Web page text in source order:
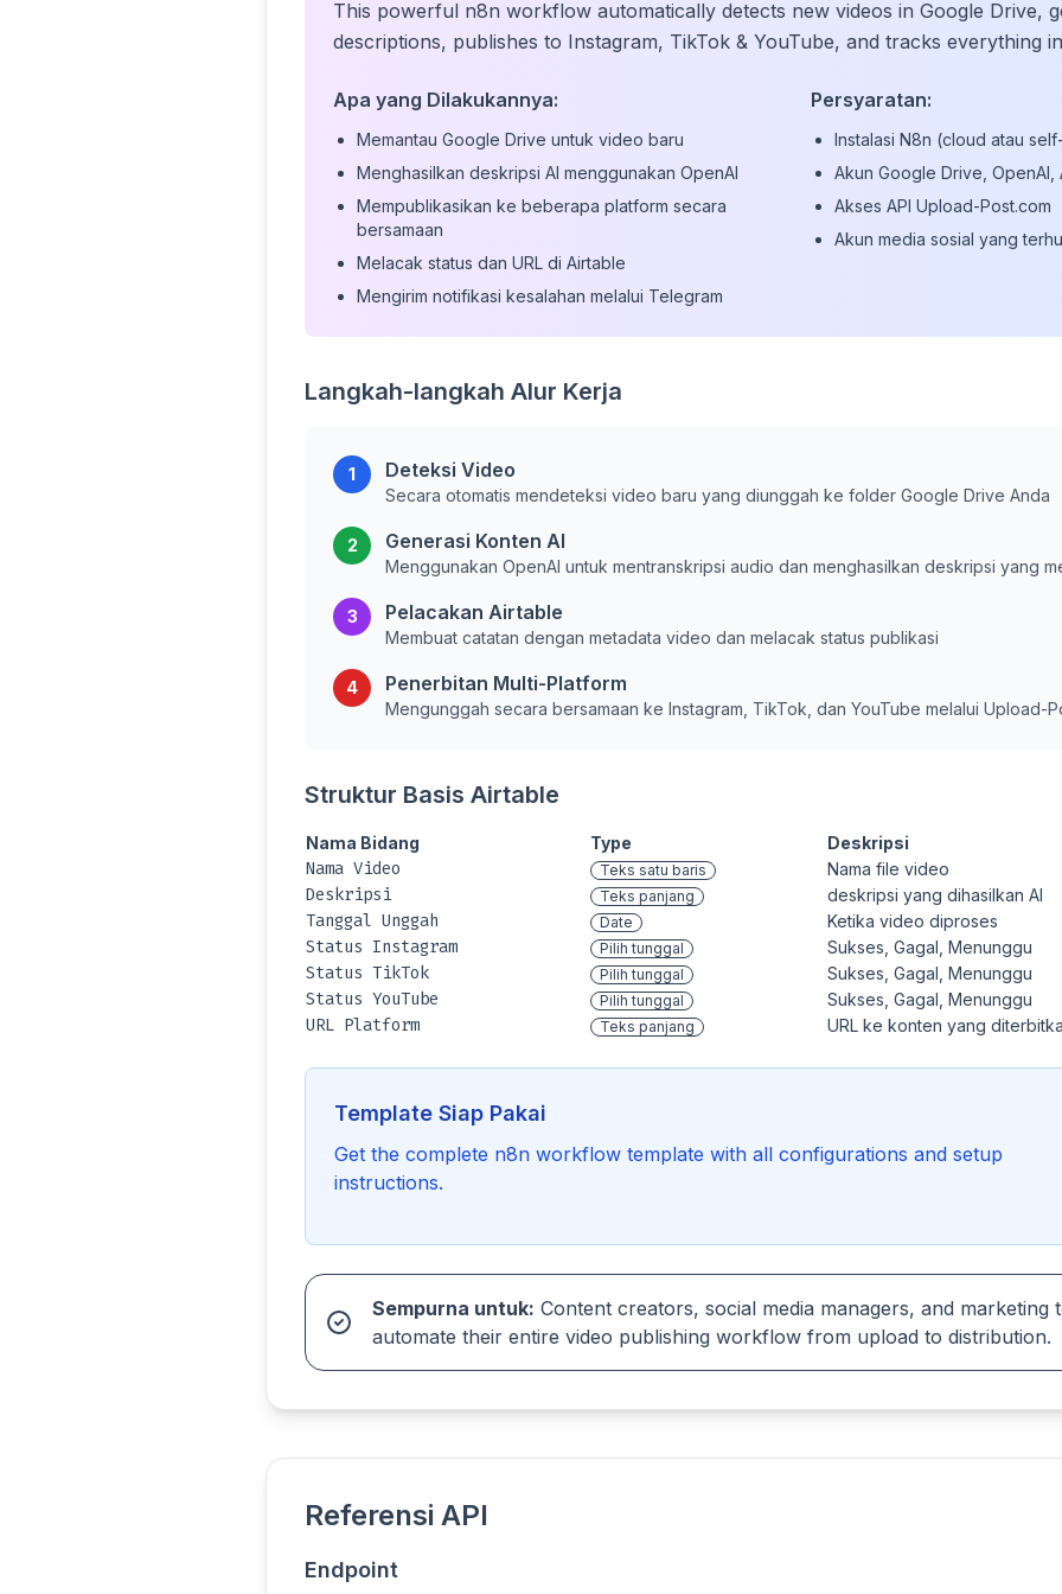
This powerful n8n workflow automatically detects new videos in Google Drive,
descriptions, publishes to Instagram, TikTok & YouTube, and tracks everything
Apa yang Dilakukannya:
Memantau Google Drive untuk video baru
Menghasilkan deskripsi AI menggunakan OpenAI
Mempublikasikan ke beberapa platform secara
bersamaan
Melacak status dan URL di Airtable
Mengirim notifikasi kesalahan melalui Telegram
Persyaratan:
Instalasi N8n (cloud atau
Akun Google Drive, OpenAI,
Akses API Upload-Post.com
Akun media sosial yang
Langkah-langkah Alur Kerja
1 Deteksi Video
Secara otomatis mendeteksi video baru yang diunggah ke folder Google Drive Anda
2 Generasi Konten AI
Menggunakan OpenAI untuk mentranskripsi audio dan menghasilkan deskripsi yang
3 Pelacakan Airtable
Membuat catatan dengan metadata video dan melacak status publikasi
4 Penerbitan Multi-Platform
Mengunggah secara bersamaan ke Instagram, TikTok, dan YouTube melalui Upload-
Struktur Basis Airtable
Nama Bidang Type Deskripsi
Nama Video Teks satu baris Nama file video
Deskripsi Teks panjang deskripsi yang dihasilkan AI
Tanggal Unggah Date Ketika video diproses
Status Instagram Pilih tunggal Sukses, Gagal, Menunggu
Status TikTok Pilih tunggal Sukses, Gagal, Menunggu
Status YouTube Pilih tunggal Sukses, Gagal, Menunggu
URL Platform Teks panjang URL ke konten yang
Template Siap Pakai
Get the complete n8n workflow template with all configurations and setup
instructions.
Sempurna untuk: Content creators, social media managers, and marketing
automate their entire video publishing workflow from upload to distribution.
Referensi API
Endpoint